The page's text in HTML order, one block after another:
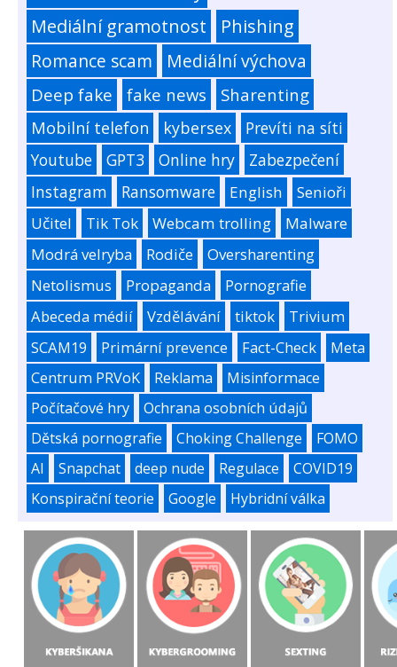
Mediální gramotnost
Phishing
Romance scam
Mediální výchova
Deep fake fake news Sharenting
Mobilní telefon kybersex
Prevíti na síti
Youtube
GPT3 Online hry
Zabezpečení
Instagram
Ransomware English
Senioři
Učitel
Tik Tok Webcam trolling
Malware
Modrá velryba
Rodiče
Oversharenting
Netolismus
Propaganda
Pornografie
Abeceda médií
Vzdělávání tiktok
Trivium
SCAM19
Primární prevence Fact-Check
Meta
Centrum PRVoK
Reklama
Misinformace
Počítačové hry
Ochrana osobních údajů
Dětská pornografie
Choking Challenge
FOMO
AI
Snapchat deep nude Regulace
COVID19
Konspirační teorie
Google Hybridní válka